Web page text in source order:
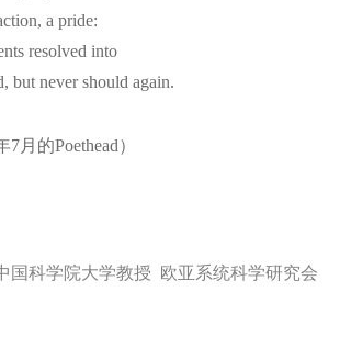
a pride:
resolved into
but never should again.
7月的Poethead）
国科学院大学教授 欧亚系统科学研究会